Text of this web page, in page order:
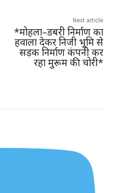
Next article
*मोहला–डबरी निर्माण का
हवाला देकर निजी भूमि से
सड़क निर्माण कंपनी कर
रहा मुरूम की चोरी*